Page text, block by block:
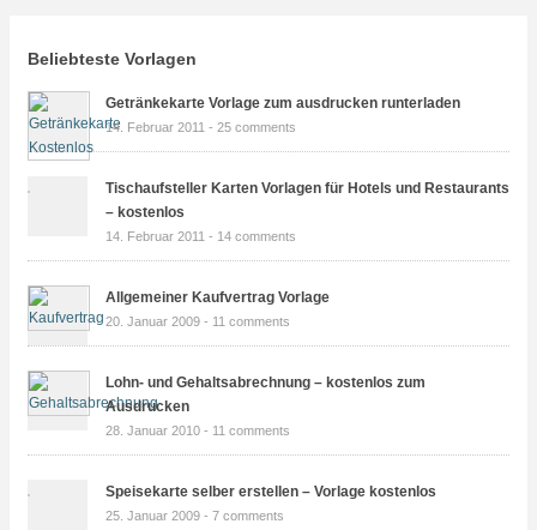
Beliebteste Vorlagen
Getränkekarte Vorlage zum ausdrucken runterladen
14. Februar 2011 - 25 comments
Tischaufsteller Karten Vorlagen für Hotels und Restaurants
– kostenlos
14. Februar 2011 - 14 comments
Allgemeiner Kaufvertrag Vorlage
20. Januar 2009 - 11 comments
Lohn- und Gehaltsabrechnung – kostenlos zum
Ausdrucken
28. Januar 2010 - 11 comments
Speisekarte selber erstellen – Vorlage kostenlos
25. Januar 2009 - 7 comments